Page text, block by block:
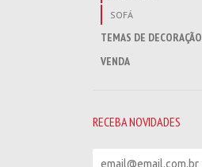
SOFÁ
TEMAS DE DECORAÇÃO
VENDA
RECEBA NOVIDADES